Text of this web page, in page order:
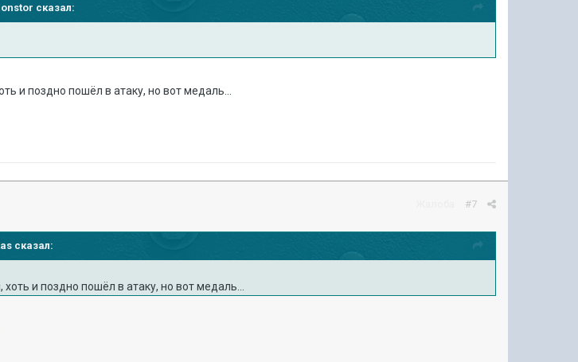
сказал:
и поздно пошёл в атаку, но вот медаль...
#7
сказал:
и поздно пошёл в атаку, но вот медаль...